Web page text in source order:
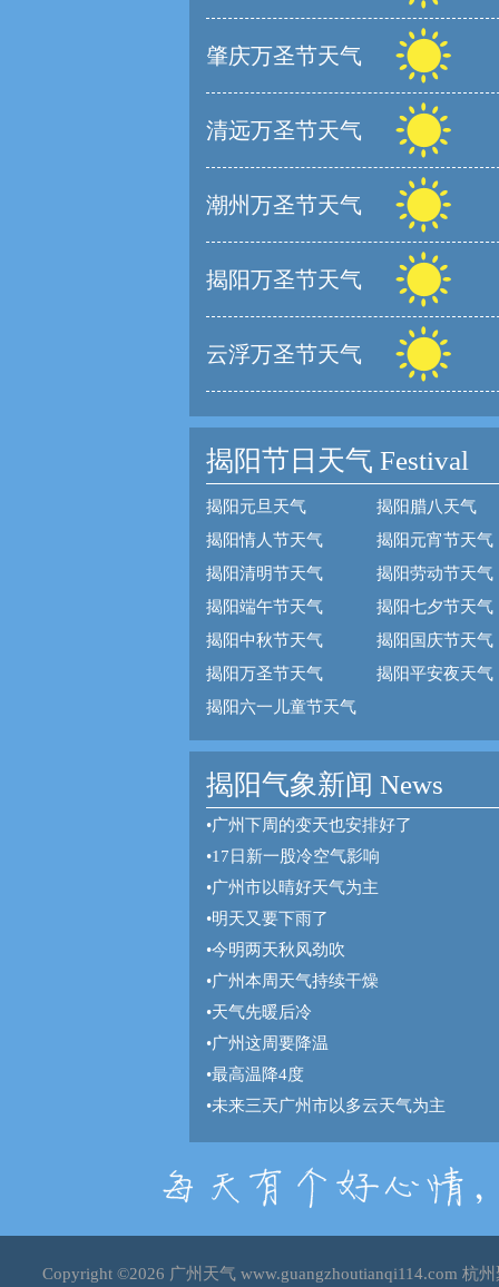
肇庆万圣节天气
清远万圣节天气
潮州万圣节天气
揭阳万圣节天气
云浮万圣节天气
揭阳节日天气 Festival
揭阳元旦天气
揭阳腊八天气
揭阳情人节天气
揭阳元宵节天气
揭阳清明节天气
揭阳劳动节天气
揭阳端午节天气
揭阳七夕节天气
揭阳中秋节天气
揭阳国庆节天气
揭阳万圣节天气
揭阳平安夜天气
揭阳六一儿童节天气
揭阳气象新闻 News
•广州下周的变天也安排好了
•17日新一股冷空气影响
•广州市以晴好天气为主
•明天又要下雨了
•今明两天秋风劲吹
•广州本周天气持续干燥
•天气先暖后冷
•广州这周要降温
•最高温降4度
•未来三天广州市以多云天气为主
Copyright ©2026 广州天气 www.guangzhoutianqi114.com 杭